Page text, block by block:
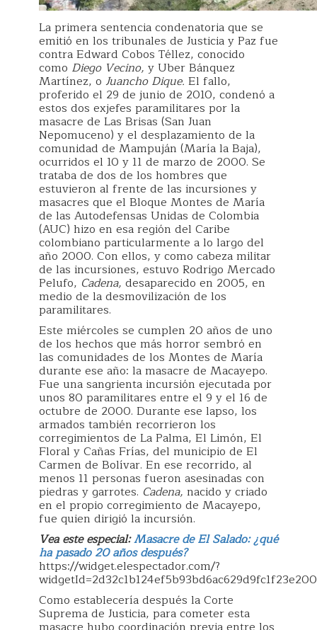
La primera sentencia condenatoria que se
emitió en los tribunales de Justicia y Paz fue
contra Edward Cobos Téllez, conocido
como Diego Vecino, y Uber Bánquez
Martínez, o Juancho Dique. El fallo,
proferido el 29 de junio de 2010, condenó a
estos dos exjefes paramilitares por la
masacre de Las Brisas (San Juan
Nepomuceno) y el desplazamiento de la
comunidad de Mampuján (María la Baja),
ocurridos el 10 y 11 de marzo de 2000. Se
trataba de dos de los hombres que
estuvieron al frente de las incursiones y
masacres que el Bloque Montes de María
de las Autodefensas Unidas de Colombia
(AUC) hizo en esa región del Caribe
colombiano particularmente a lo largo del
año 2000. Con ellos, y como cabeza militar
de las incursiones, estuvo Rodrigo Mercado
Pelufo, Cadena, desaparecido en 2005, en
medio de la desmovilización de los
paramilitares.
Este miércoles se cumplen 20 años de uno
de los hechos que más horror sembró en
las comunidades de los Montes de María
durante ese año: la masacre de Macayepo.
Fue una sangrienta incursión ejecutada por
unos 80 paramilitares entre el 9 y el 16 de
octubre de 2000. Durante ese lapso, los
armados también recorrieron los
corregimientos de La Palma, El Limón, El
Floral y Cañas Frías, del municipio de El
Carmen de Bolívar. En ese recorrido, al
menos 11 personas fueron asesinadas con
piedras y garrotes. Cadena, nacido y criado
en el propio corregimiento de Macayepo,
fue quien dirigió la incursión.
Vea este especial:Masacre de El Salado: ¿qué
ha pasado 20 años después?
https://widget.elespectador.com/?
Como establecería después la Corte
Suprema de Justicia, para cometer esta